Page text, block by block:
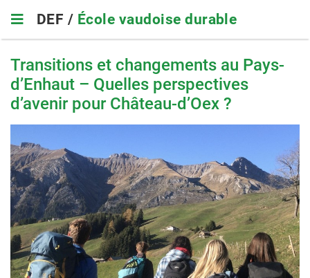
main
navigation
DEF / École vaudoise durable
Transitions et changements au Pays-
d’Enhaut – Quelles perspectives
d’avenir pour Château-d’Oex ?